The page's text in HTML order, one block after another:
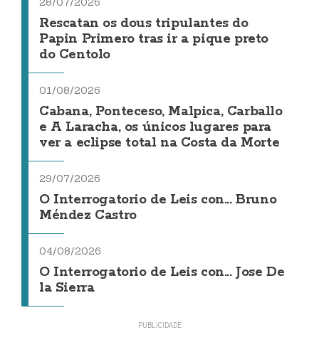
Rescatan os dous tripulantes do
Papin Primero tras ir a pique preto
do Centolo
01/08/2026
Cabana, Ponteceso, Malpica, Carballo
e A Laracha, os únicos lugares para
ver a eclipse total na Costa da Morte
29/07/2026
O Interrogatorio de Leis con... Bruno
Méndez Castro
04/08/2026
O Interrogatorio de Leis con... Jose De
la Sierra